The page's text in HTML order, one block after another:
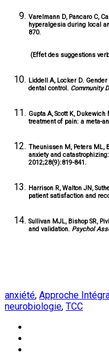
Varelmann D, Pancaro C,
hyperalgesia during local
870.
(Effet des suggestions
Liddell A, Locker D.
dental control. Community
Gupta A, Scott K,
treatment of pain: a meta-
Theunissen M, Peters ML,
anxiety and
2012;28(9):819-841.
Harrison R, Walton JN,
patient satisfaction and
Sullivan MJL, Bishop SR,
and validation. Psychol
anxiété, Approche
neurobiologie, TCC